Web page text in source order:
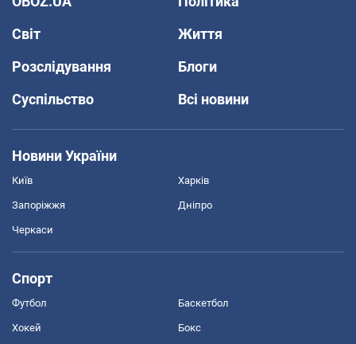
Світ
Життя
Розслідування
Блоги
Суспільство
Всі новини
Новини України
Київ Харків
Запоріжжя Дніпро
Черкаси
Спорт
Футбол Баскетбол
Хокей Бокс